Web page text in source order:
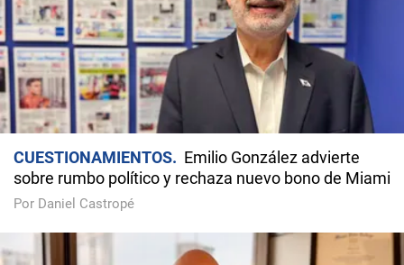
CUESTIONAMIENTOS
Emilio González advierte
sobre rumbo político y rechaza nuevo bono de Miami
Por Daniel Castropé